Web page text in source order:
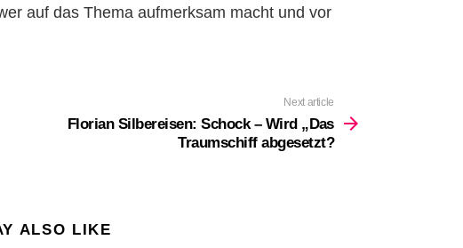
auf das Thema aufmerksam macht und vor
Next article
Florian Silbereisen: Schock – Wird „Das
Traumschiff abgesetzt?
ALSO LIKE